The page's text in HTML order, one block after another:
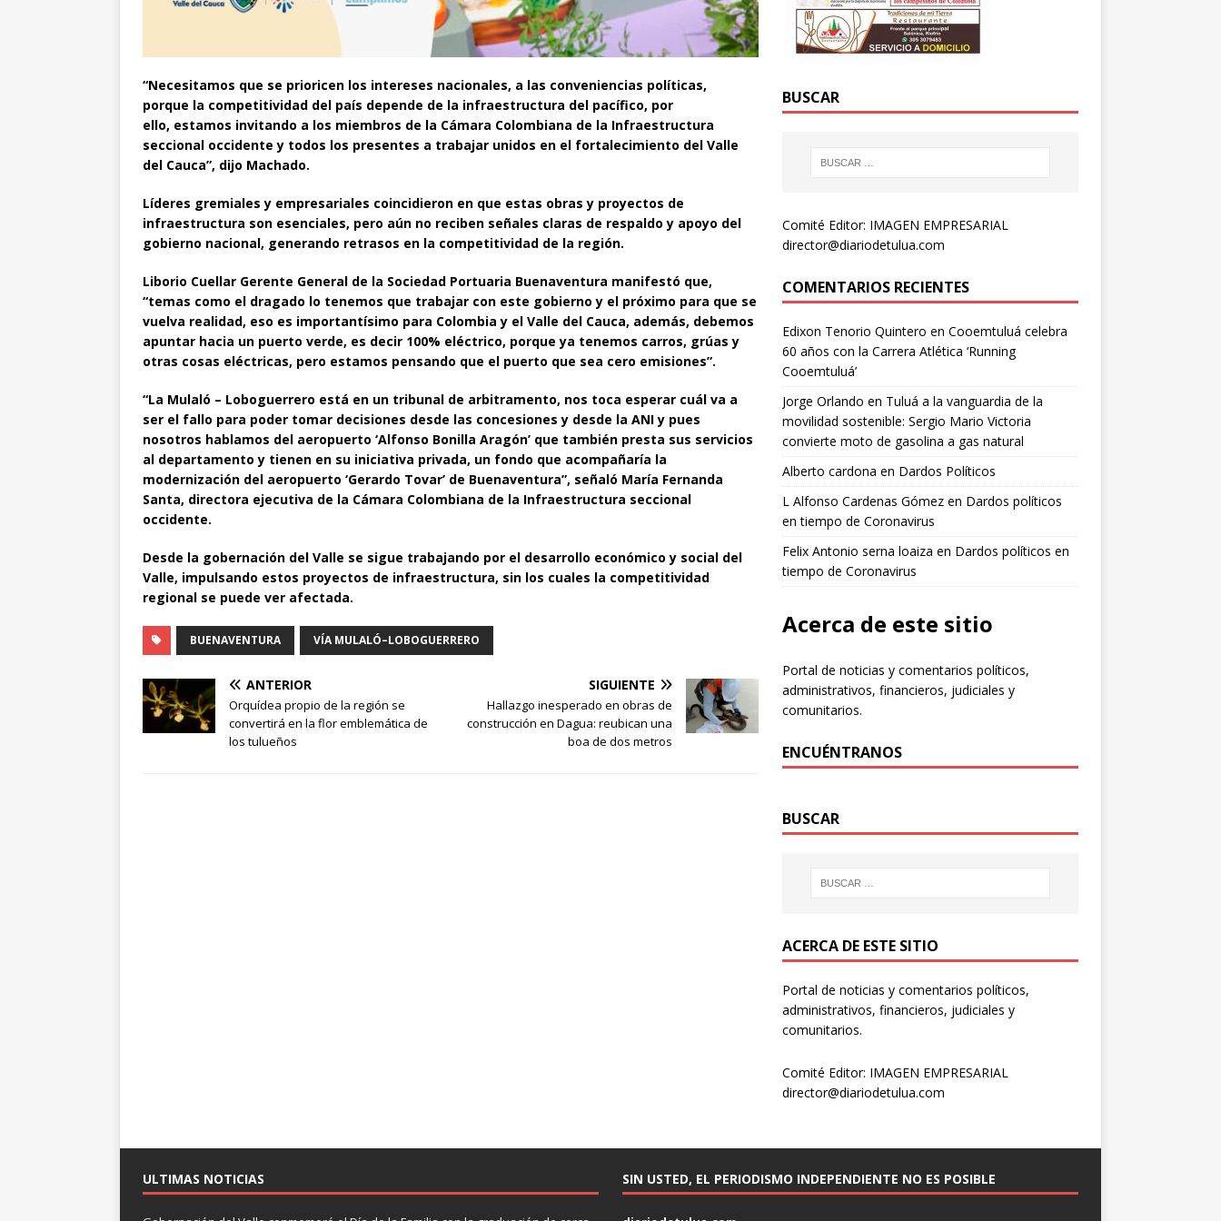
“Necesitamos que se prioricen los intereses nacionales, a las conveniencias políticas,
porque la competitividad del país depende de la infraestructura del pacífico, por
ello, estamos invitando a los miembros de la Cámara Colombiana de la Infraestructura
seccional occidente y todos los presentes a trabajar unidos en el fortalecimiento del Valle
del Cauca”, dijo Machado.
Líderes gremiales y empresariales coincidieron en que estas obras y proyectos de
infraestructura son esenciales, pero aún no reciben señales claras de respaldo y apoyo del
gobierno nacional, generando retrasos en la competitividad de la región.
Liborio Cuellar Gerente General de la Sociedad Portuaria Buenaventura manifestó que,
“temas como el dragado lo tenemos que trabajar con este gobierno y el próximo para que se
vuelva realidad, eso es importantísimo para Colombia y el Valle del Cauca, además, debemos
apuntar hacia un puerto verde, es decir 100% eléctrico, porque ya tenemos carros, grúas y
otras cosas eléctricas, pero estamos pensando que el puerto que sea cero emisiones”.
“La Mulaló – Loboguerrero está en un tribunal de arbitramento, nos toca esperar cuál va a
ser el fallo para poder tomar decisiones desde las concesiones y desde la ANI y pues
nosotros hablamos del aeropuerto ‘Alfonso Bonilla Aragón’ que también presta sus servicios
al departamento y tienen en su iniciativa privada, un fondo que acompañaría la
modernización del aeropuerto ‘Gerardo Tovar’ de Buenaventura”, señaló María Fernanda
Santa, directora ejecutiva de la Cámara Colombiana de la Infraestructura seccional
occidente.
Desde la gobernación del Valle se sigue trabajando por el desarrollo económico y social del
Valle, impulsando estos proyectos de infraestructura, sin los cuales la competitividad
regional se puede ver afectada.
BUENAVENTURA VÍA MULALÓ–LOBOGUERRERO
ANTERIOR
Orquídea propio de la región se
convertirá en la flor emblemática de
los tulueños
SIGUIENTE
Hallazgo inesperado en obras de
construcción en Dagua: reubican una
boa de dos metros
BUSCAR
Comité Editor: IMAGEN EMPRESARIAL
director@diariodetulua.com
COMENTARIOS RECIENTES
Edixon Tenorio Quintero en Cooemtuluá celebra
60 años con la Carrera Atlética ‘Running
Cooemtuluá’
Jorge Orlando en Tuluá a la vanguardia de la
movilidad sostenible: Sergio Mario Victoria
convierte moto de gasolina a gas natural
Alberto cardona en Dardos Políticos
L Alfonso Cardenas Gómezen Dardos políticos
en tiempo de Coronavirus
Felix Antonio serna loaiza en Dardos políticos en
tiempo de Coronavirus
Acerca de este sitio
Portal de noticias y comentarios políticos,
administrativos, financieros, judiciales y
comunitarios.
ENCUÉNTRANOS
BUSCAR
ACERCA DE ESTE SITIO
Portal de noticias y comentarios políticos,
administrativos, financieros, judiciales y
comunitarios.
Comité Editor: IMAGEN EMPRESARIAL
director@diariodetulua.com
ULTIMAS NOTICIAS SIN USTED, EL PERIODISMO INDEPENDIENTE NO ES POSIBLE